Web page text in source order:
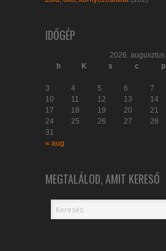
IDŐGÉP
2026. augusztus
h
K s c p
3
4 5 6 7
10
11 12 13 14
17
18 19 20 21
24
25 26 27 28
31
« aug
MEGTALÁLOD, AMIT KERESŐ